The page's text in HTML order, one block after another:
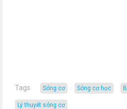
Tags sóng cơ sóng cơ học
lý thuyết sóng cơ